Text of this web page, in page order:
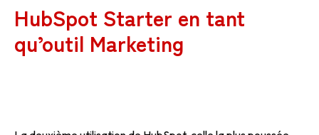
HubSpot Starter en tant
qu’outil Marketing